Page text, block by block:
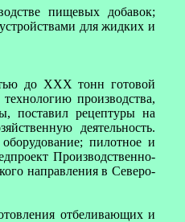
пищевых добавок;
для жидких и
до XXX тонн готовой
производства,
поставил рецептуры на
деятельность.
пилотное и
Производственно-
направления в Северо-
отбеливающих и